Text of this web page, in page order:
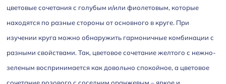
цветовые сочетания с голубым и/или фиолетовым, которые
находятся по разные стороны от основного в круге. При
изучении круга можно обнаружить гармоничные комбинации с
разными свойствами. Так, цветовое сочетание желтого с нежно-
зеленым воспринимается как довольно спокойное, а цветовое
сочетание розового с соседним оранжевым – яркое и